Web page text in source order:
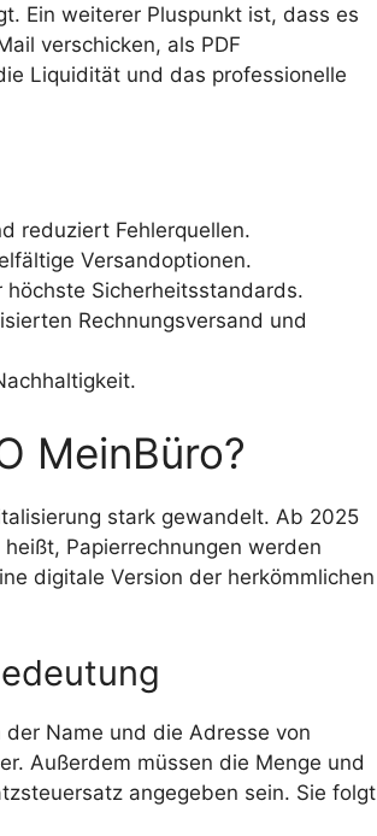
Ein weiterer Pluspunkt ist, dass es
verschicken, als PDF
Liquidität und das professionelle
reduziert Fehlerquellen.
Versandoptionen.
Sicherheitsstandards.
Rechnungsversand und
MeinBüro?
stark gewandelt. Ab 2025
Papierrechnungen werden
digitale Version der herkömmlichen
Name und die Adresse von
Außerdem müssen die Menge und
angegeben sein. Sie folgt